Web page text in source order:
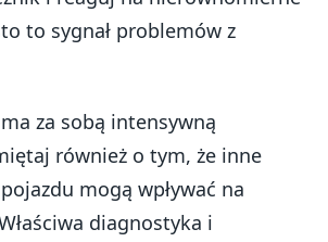
to sygnał problemów z
za sobą intensywną
również o tym, że inne
mogą wpływać na
diagnostyka i